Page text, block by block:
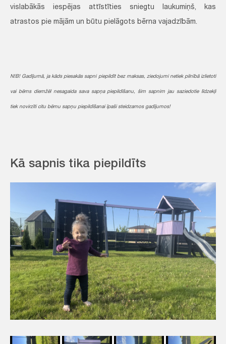
vislabākās iespējas attīstīties sniegtu laukumiņš, kas
atrastos pie mājām un būtu pielāgots bērna vajadzībām.
N!B! Gadījumā, ja kāds piesakās sapni piepildīt bez maksas, ziedojumi netiek pilnībā izlietoti
vai bērns diemžēl nesagaida sava sapņa piepildīšanu, šim sapnim jau saziedotie līdzekļi
tiek novirzīti citu bērnu sapņu piepildīšanai īpaši steidzamos gadījumos!
Kā sapnis tika piepildīts